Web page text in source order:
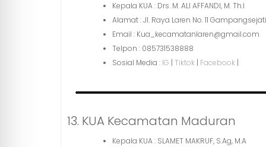
Kepala KUA : Drs. M. ALI AFFANDI, M. Th.I
Alamat : Jl. Raya Laren No. 11
Email : Kua_kecamatanlaren@gmail.com
Telpon : 085731538888
Sosial Media : IG | Tiktok | Facebook |
13. KUA Kecamatan Maduran
Kepala KUA : SLAMET MAKRUF, S.Ag, M.A